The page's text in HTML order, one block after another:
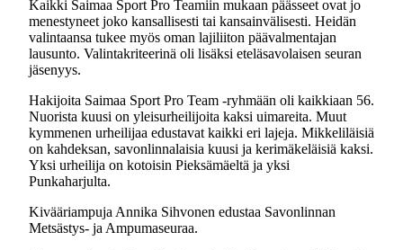
Kaikki Saimaa Sport Pro Teamiin mukaan päässeet ovat jo
menestyneet joko kansallisesti tai kansainvälisesti. Heidän
valintaansa tukee myös oman lajiliiton päävalmentajan
lausunto. Valintakriteerinä oli lisäksi eteläsavolaisen seuran
jäsenyys.
Hakijoita Saimaa Sport Pro Team -ryhmään oli kaikkiaan 56.
Nuorista kuusi on yleisurheilijoita kaksi uimareita. Muut
kymmenen urheilijaa edustavat kaikki eri lajeja. Mikkeliläisiä
on kahdeksan, savonlinnalaisia kuusi ja kerimäkeläisiä kaksi.
Yksi urheilija on kotoisin Pieksämäeltä ja yksi
Punkaharjulta.
Kivääriampuja Annika Sihvonen edustaa Savonlinnan
Metsästys- ja Ampumaseuraa.